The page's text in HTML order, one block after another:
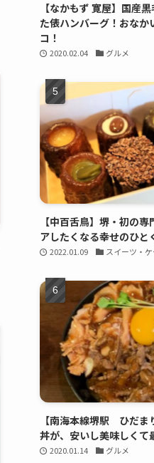
【なかもず 寛屋】国産
た俵ハンバーグ！おなか
コ！
2020.02.04 グルメ
【中百舌鳥】堺・初の
アしたくなる幸せのひと
2022.01.09 スイーツ・
【南海本線堺駅 ひだま
丼が、安いし美味しくて
2020.01.14 グルメ